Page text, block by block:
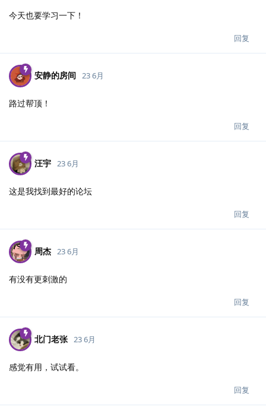
今天也要学习一下！
回复
安静的房间 23 6月
路过帮顶！
回复
汪宇 23 6月
这是我找到最好的论坛
回复
周杰 23 6月
有没有更刺激的
回复
北门老张 23 6月
感觉有用，试试看。
回复